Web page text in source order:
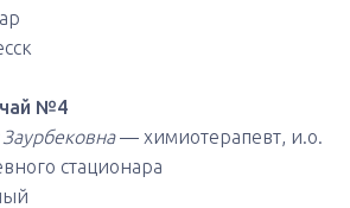
№4
— химиотерапевт, и.о.
стационара